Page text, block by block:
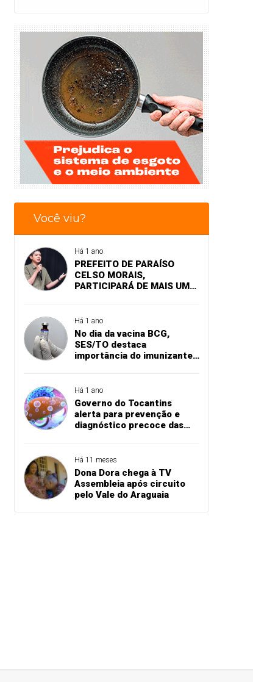
Você viu?
Há 1 ano
PREFEITO DE PARAÍSO
CELSO MORAIS,
PARTICIPARÁ DE MAIS UM
Há 1 ano
No dia da vacina BCG,
SES/TO destaca
importância do imunizante
Há 1 ano
Governo do Tocantins
alerta para prevenção e
diagnóstico precoce das
Há 11 meses
Dona Dora chega à TV
Assembleia após circuito
pelo Vale do Araguaia